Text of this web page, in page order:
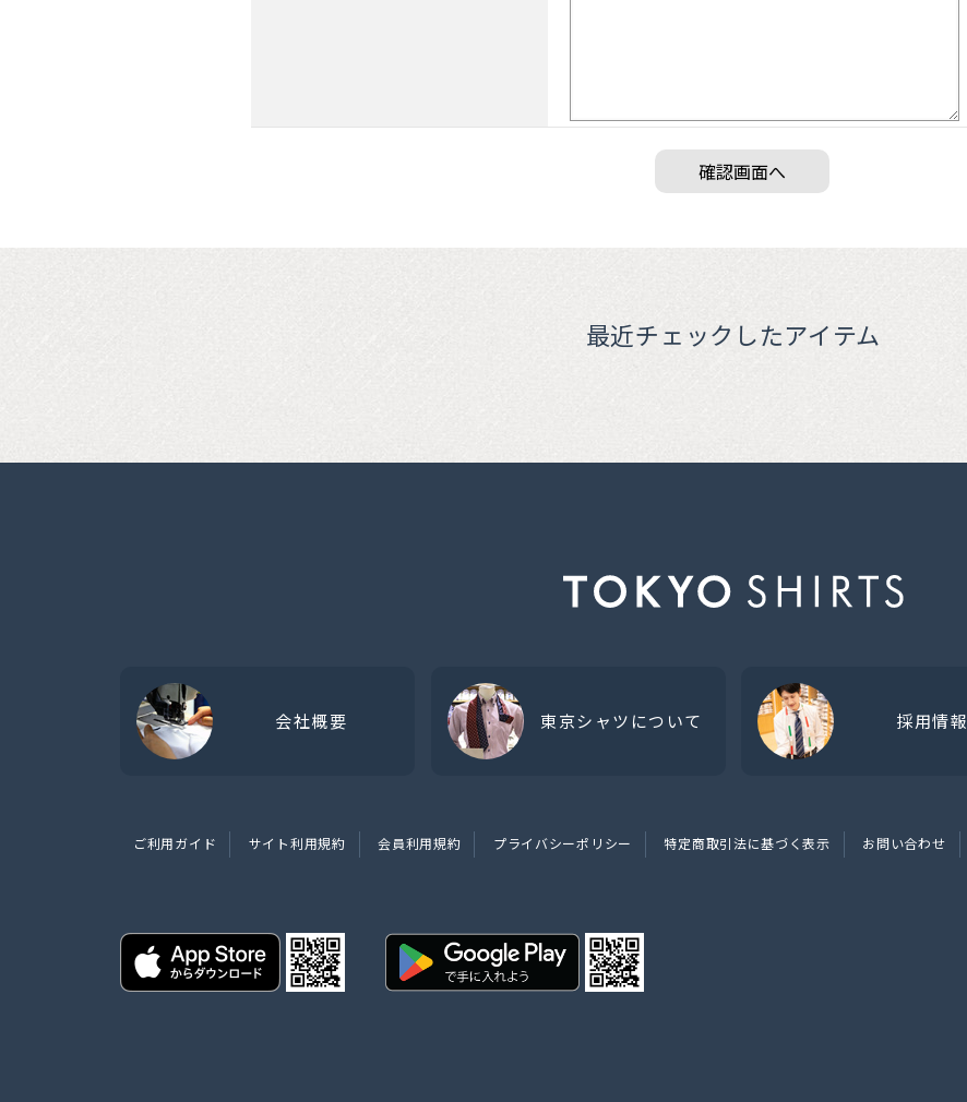
最近チェックしたアイテム
会社概要 東京シャツについて 採用情報
ご利用ガイド サイト利用規約 会員利用規約 プライバシーポリシー 特定商取引法に基づく表示 お問い合わせ